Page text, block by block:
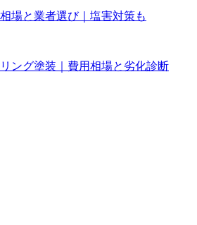
場と業者選び｜塩害対策も
ング塗装｜費用相場と劣化診断